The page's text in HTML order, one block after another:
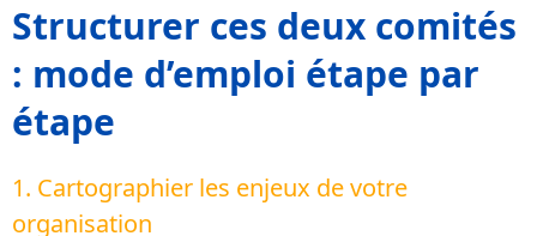
Structurer ces deux comités
: mode d’emploi étape par
étape
1. Cartographier les enjeux de votre
organisation